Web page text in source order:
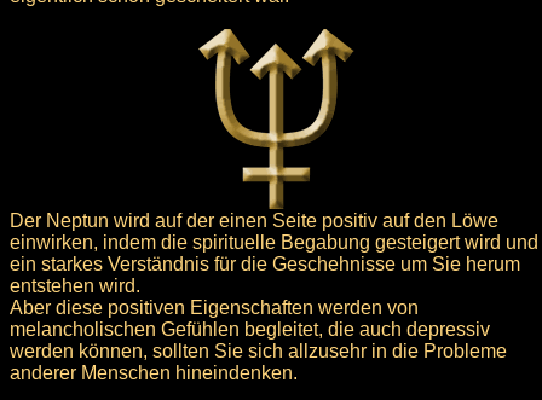
Der Neptun wird auf der einen Seite positiv auf den Löwe
einwirken, indem die spirituelle Begabung gesteigert wird und
ein starkes Verständnis für die Geschehnisse um Sie herum
entstehen wird.
Aber diese positiven Eigenschaften werden von
melancholischen Gefühlen begleitet, die auch depressiv
werden können, sollten Sie sich allzusehr in die Probleme
anderer Menschen hineindenken.